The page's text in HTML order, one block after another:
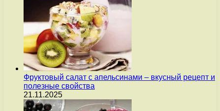
Фруктовый салат с апельсинами – вкусный рецепт и
полезные свойства
21.11.2025